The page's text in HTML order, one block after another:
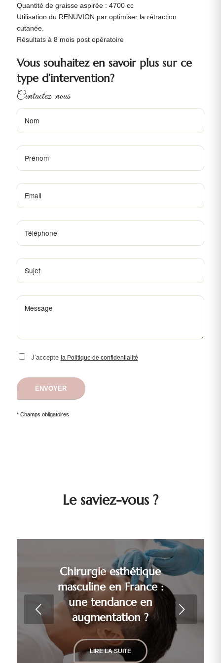
Quantité de graisse aspirée : 4700 cc
Utilisation du RENUVION par optimiser la rétraction
cutanée.
Résultats à 8 mois post opératoire
Vous souhaitez en savoir plus sur ce
type d’intervention?
Contactez-nous
J’accepte la Politique de confidentialité
* Champs obligatoires
Le saviez-vous ?
Les témoignages de
patients : expériences
personnelles de
chirurgie esthétique
en France.
Chirurgie esthétique
masculine en France :
une tendance en
augmentation ?
LIRE LA SUITE
Suivant